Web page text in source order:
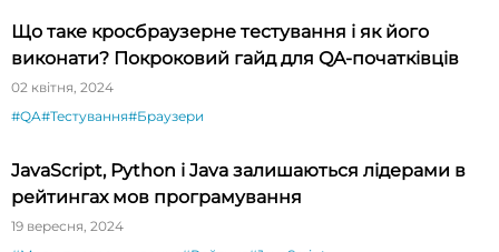
Що таке кросбраузерне тестування і як його
виконати? Покроковий гайд для QA-початківців
02 квітня, 2024
#QA#Тестування#Браузери
JavaScript, Python і Java залишаються лідерами в
рейтингах мов програмування
19 вересня, 2024